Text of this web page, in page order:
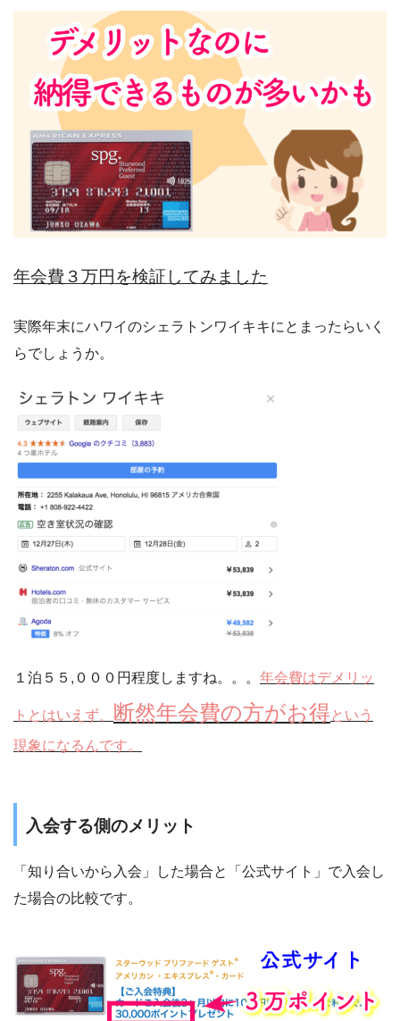
年会費３万円を検証してみました
実際年末にハワイのシェラトンワイキキにとまったらいく
らでしょうか。
１泊５５,０００円程度しますね。。。 年会費はデメリッ
トとはいえず、 断然年会費の方がお得という
現象になるんです。
入会する側のメリット
「知り合いから入会」した場合と「公式サイト」で入会し
た場合の比較です。